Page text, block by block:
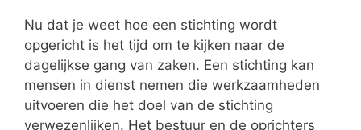
Nu dat je weet hoe een stichting wordt
opgericht is het tijd om te kijken naar de
dagelijkse gang van zaken. Een stichting kan
mensen in dienst nemen die werkzaamheden
uitvoeren die het doel van de stichting
verwezenlijken. Het bestuur en de oprichters